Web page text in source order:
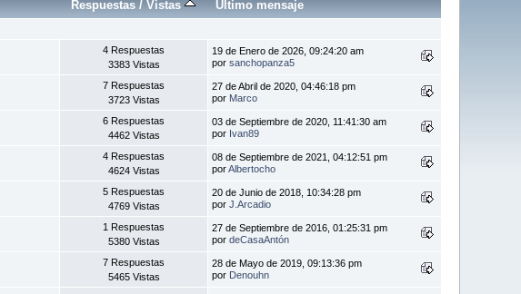
Respuestas /Vistas Último mensaje
4 Respuestas
3383 Vistas
19 de Enero de 2026, 09:24:20 am
porsanchopanza5
7 Respuestas
3723 Vistas
27 de Abril de 2020, 04:46:18 pm
por Marco
6 Respuestas
4462 Vistas
03 de Septiembre de 2020, 11:41:30 am
por Ivan89
4 Respuestas
4624 Vistas
08 de Septiembre de 2021, 04:12:51 pm
porAlbertocho
5 Respuestas
4769 Vistas
20 de Junio de 2018, 10:34:28 pm
porJ.Arcadio
1 Respuestas
5380 Vistas
27 de Septiembre de 2016, 01:25:31 pm
pordeCasaAntón
7 Respuestas
5465 Vistas
28 de Mayo de 2019, 09:13:36 pm
por Denouhn